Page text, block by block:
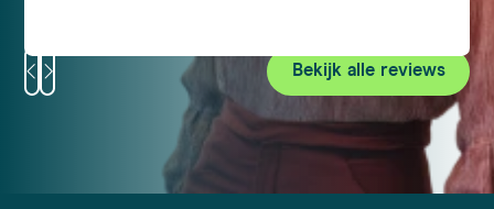
Bekijk alle reviews